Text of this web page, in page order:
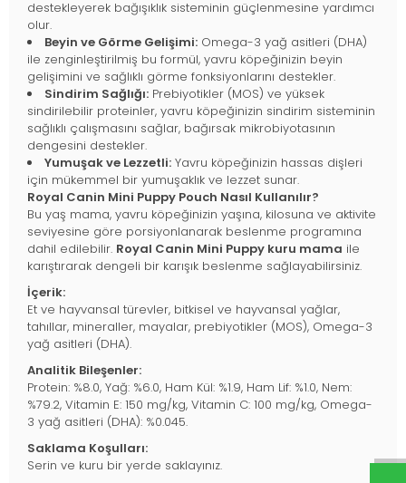
destekleyerek bağışıklık sisteminin güçlenmesine yardımcı
olur.
Beyin ve Görme Gelişimi: Omega-3 yağ asitleri (DHA)
ile zenginleştirilmiş bu formül, yavru köpeğinizin beyin
gelişimini ve sağlıklı görme fonksiyonlarını destekler.
Sindirim Sağlığı: Prebiyotikler (MOS) ve yüksek
sindirilebilir proteinler, yavru köpeğinizin sindirim sisteminin
sağlıklı çalışmasını sağlar, bağırsak mikrobiyotasının
dengesini destekler.
Yumuşak ve Lezzetli: Yavru köpeğinizin hassas dişleri
için mükemmel bir yumuşaklık ve lezzet sunar.
Royal Canin Mini Puppy Pouch Nasıl Kullanılır?
Bu yaş mama, yavru köpeğinizin yaşına, kilosuna ve aktivite
seviyesine göre porsiyonlanarak beslenme programına
dahil edilebilir. Royal Canin Mini Puppy kuru mama ile
karıştırarak dengeli bir karışık beslenme sağlayabilirsiniz.
İçerik:
Et ve hayvansal türevler, bitkisel ve hayvansal yağlar,
tahıllar, mineraller, mayalar, prebiyotikler (MOS), Omega-3
yağ asitleri (DHA).
Analitik Bileşenler:
Protein: %8.0, Yağ: %6.0, Ham Kül: %1.9, Ham Lif: %1.0, Nem:
%79.2, Vitamin E: 150 mg/kg, Vitamin C: 100 mg/kg, Omega-
3 yağ asitleri (DHA): %0.045.
Saklama Koşulları:
Serin ve kuru bir yerde saklayınız.